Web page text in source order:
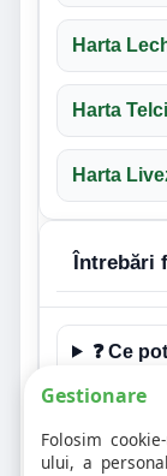
Harta
Harta
Harta
Întrebări
❓ Ce
❓ Este
Gestionare
Folosim
ului, a